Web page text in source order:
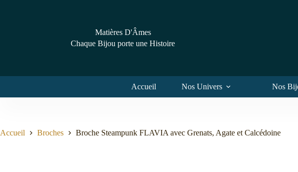
Matières D'Âmes
Chaque Bijou porte une Histoire
Accueil Nos Univers Nos
Accueil Broches Broche Steampunk FLAVIA avec Grenats, Agate et Calcédoine